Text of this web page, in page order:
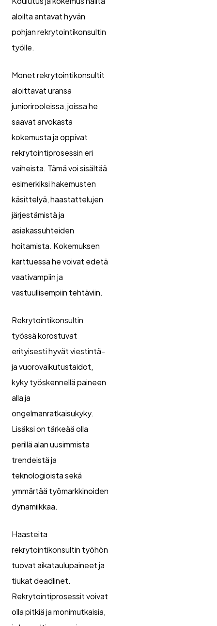
aloilta antavat hyvän
pohjan rekrytointikonsultin
työlle.
Monet rekrytointikonsultit
aloittavat uransa
juniorirooleissa, joissa he
saavat arvokasta
kokemusta ja oppivat
rekrytointiprosessin eri
vaiheista. Tämä voi sisältää
esimerkiksi hakemusten
käsittelyä, haastattelujen
järjestämistä ja
asiakassuhteiden
hoitamista. Kokemuksen
karttuessa he voivat edetä
vaativampiin ja
vastuullisempiin tehtäviin.
Rekrytointikonsultin
työssä korostuvat
erityisesti hyvät viestintä-
ja vuorovaikutustaidot,
kyky työskennellä paineen
alla ja
ongelmanratkaisukyky.
Lisäksi on tärkeää olla
perillä alan uusimmista
trendeistä ja
teknologioista sekä
ymmärtää työmarkkinoiden
dynamiikkaa.
Haasteita
rekrytointikonsultin työhön
tuovat aikataulupaineet ja
tiukat deadlinet.
Rekrytointiprosessit voivat
olla pitkiä ja monimutkaisia,